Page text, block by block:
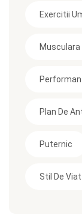
Exercitii
Musculara
Plan De
Puternic
Stil De